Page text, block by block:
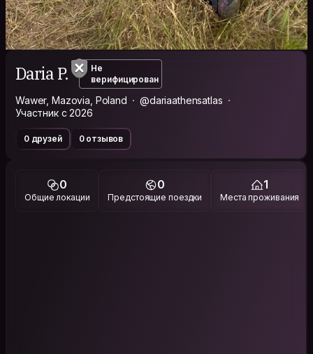
Daria P.
Не
верифицирован
Wawer, Mazovia, Poland
@dariaathensatlas
Участник с 2026
0 друзей 0 отзывов
0
Общие локации
0
Предстоящие поездки
1
Места проживания